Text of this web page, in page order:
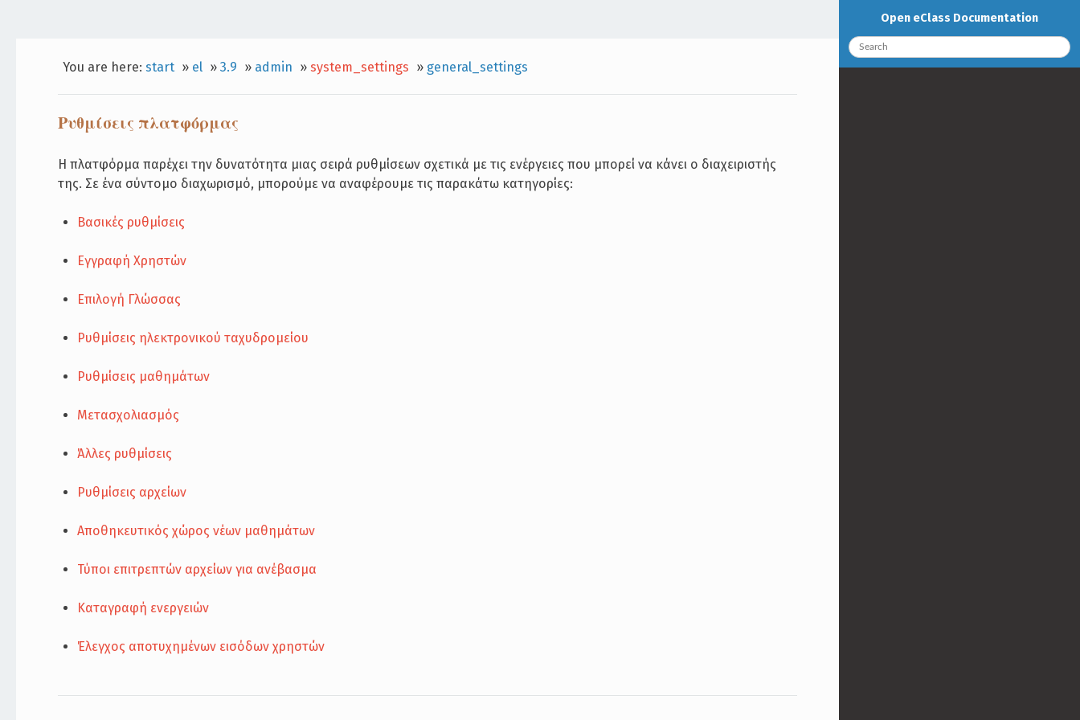
You are here: start » el » 3.9 » admin » system_settings » general_settings
Ρυθμίσεις πλατφόρμας
Η πλατφόρμα παρέχει την δυνατότητα μιας σειρά ρυθμίσεων σχετικά με τις ενέργειες που μπορεί να κάνει ο διαχειριστής
της. Σε ένα σύντομο διαχωρισμό, μπορούμε να αναφέρουμε τις παρακάτω κατηγορίες:
Βασικές ρυθμίσεις
Εγγραφή Χρηστών
Επιλογή Γλώσσας
Ρυθμίσεις ηλεκτρονικού ταχυδρομείου
Ρυθμίσεις μαθημάτων
Μετασχολιασμός
Άλλες ρυθμίσεις
Ρυθμίσεις αρχείων
Αποθηκευτικός χώρος νέων μαθημάτων
Τύποι επιτρεπτών αρχείων για ανέβασμα
Καταγραφή ενεργειών
Έλεγχος αποτυχημένων εισόδων χρηστών
Open eClass Documentation